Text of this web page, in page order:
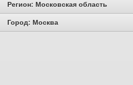
Регион: Московская область
Город: Москва